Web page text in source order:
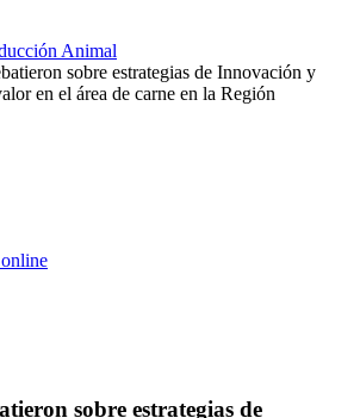
Animal
sobre estrategias de Innovación y
en el área de carne en la Región
sobre estrategias de